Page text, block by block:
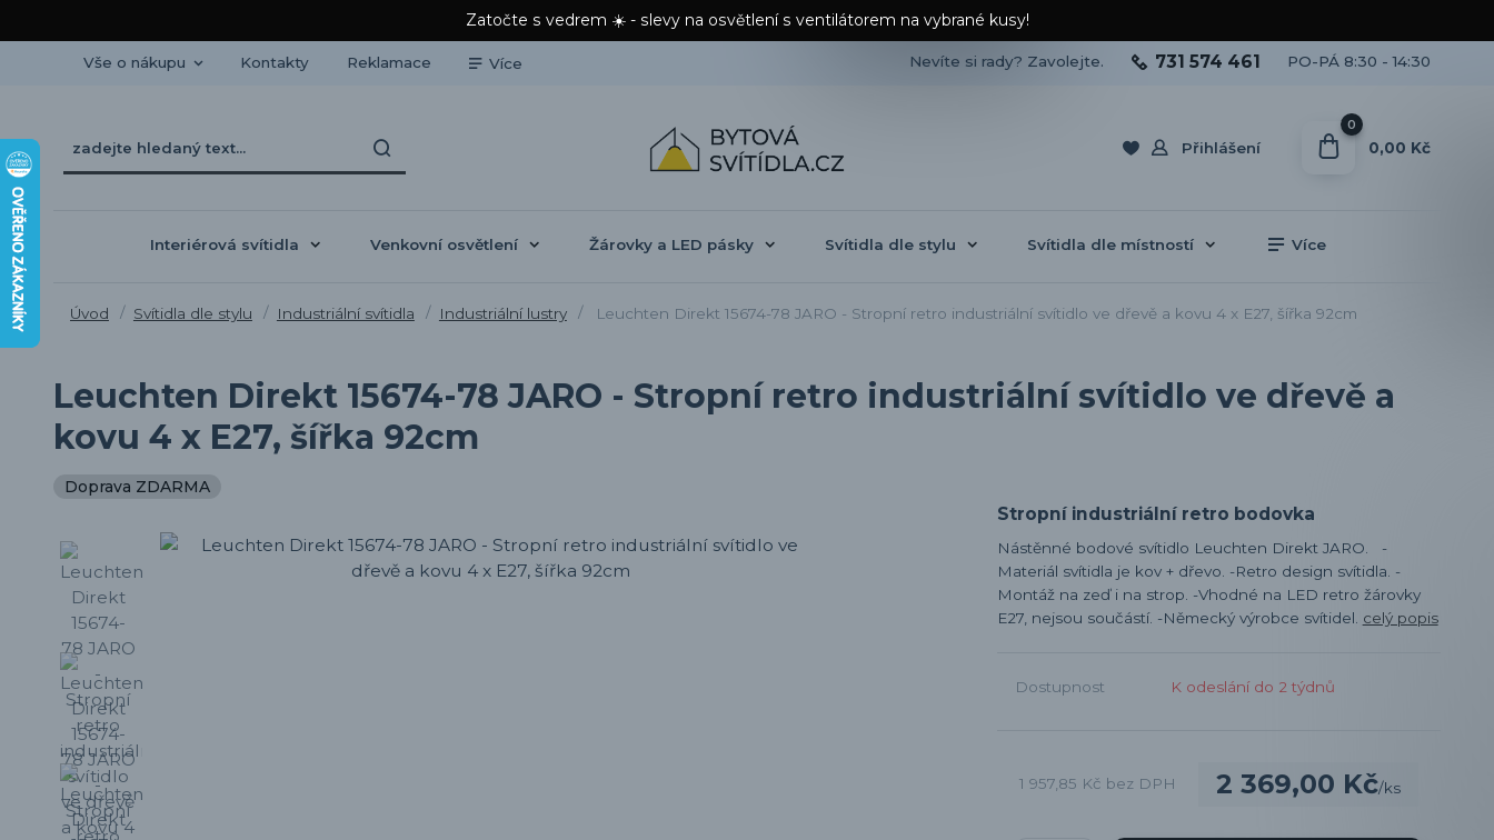
Zatočte s vedrem ☀️ - slevy na osvětlení s ventilátorem na vybrané kusy!
Vše o nákupu Kontakty Reklamace Více
Přihlášení
Nevíte si rady? Zavolejte. 731 574 461 PO-PÁ 8:30 - 14:30
0
0,00 Kč
Interiérová svítidla Venkovní osvětlení Žárovky a LED pásky Svítidla dle stylu Svítidla dle místností Více
Úvod Svítidla dle stylu Industriální svítidla Industriální lustry Leuchten Direkt 15674-78 JARO - Stropní retro industriální svítidlo ve dřevě a kovu 4 x E27, šířka 92cm
Leuchten Direkt 15674-78 JARO - Stropní retro industriální svítidlo ve dřevě a
kovu 4 x E27, šířka 92cm
Doprava ZDARMA
Stropní industriální retro bodovka
Nástěnné bodové svítidlo Leuchten Direkt JARO. -
Materiál svítidla je kov + dřevo. -Retro design svítidla. -
Montáž na zeď i na strop. -Vhodné na LED retro žárovky
E27, nejsou součástí. -Německý výrobce svítidel. celý popis
Dostupnost K odeslání do 2 týdnů
2 369,00 Kč/ks
1 957,85 Kč bez DPH